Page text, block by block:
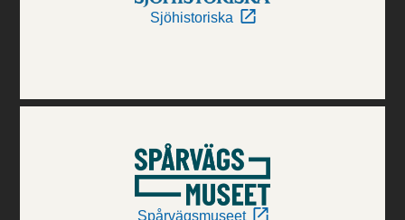
Sjöhistoriska
Spårvägsmuseet